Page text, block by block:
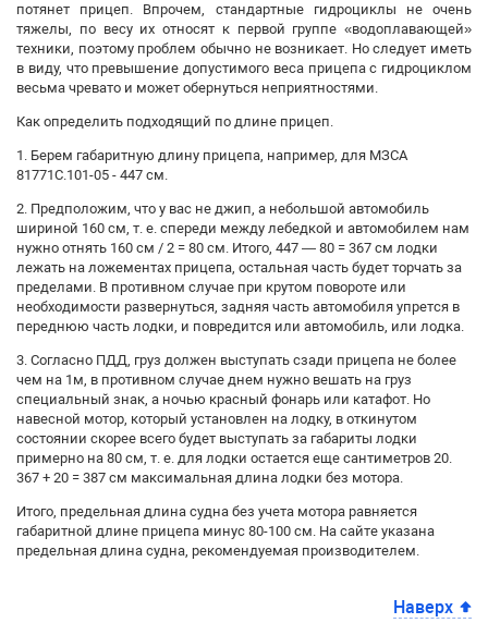
потянет прицеп. Впрочем, стандартные гидроциклы не очень
тяжелы, по весу их относят к первой группе «водоплавающей»
техники, поэтому проблем обычно не возникает. Но следует иметь
в виду, что превышение допустимого веса прицепа с гидроциклом
весьма чревато и может обернуться неприятностями.
Как определить подходящий по длине прицеп.
1. Берем габаритную длину прицепа, например, для МЗСА
81771С.101-05 - 447 см.
2. Предположим, что у вас не джип, а небольшой автомобиль
шириной 160 см, т. е. спереди между лебедкой и автомобилем нам
нужно отнять 160 см / 2 = 80 см. Итого, 447 — 80 = 367 см лодки
лежать на ложементах прицепа, остальная часть будет торчать за
пределами. В противном случае при крутом повороте или
необходимости развернуться, задняя часть автомобиля упрется в
переднюю часть лодки, и повредится или автомобиль, или лодка.
3. Согласно ПДД, груз должен выступать сзади прицепа не более
чем на 1м, в противном случае днем нужно вешать на груз
специальный знак, а ночью красный фонарь или катафот. Но
навесной мотор, который установлен на лодку, в откинутом
состоянии скорее всего будет выступать за габариты лодки
примерно на 80 см, т. е. для лодки остается еще сантиметров 20.
367 + 20 = 387 см максимальная длина лодки без мотора.
Итого, предельная длина судна без учета мотора равняется
габаритной длине прицепа минус 80-100 см. На сайте указана
предельная длина судна, рекомендуемая производителем.
Наверх